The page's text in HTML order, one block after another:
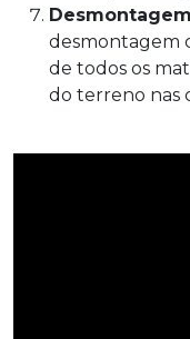
desmontagem
de todos os
do terreno nas